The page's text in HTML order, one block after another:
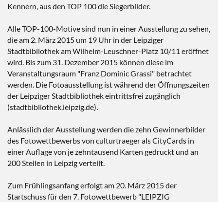
Kennern, aus den TOP 100 die Siegerbilder.
Alle TOP-100-Motive sind nun in einer Ausstellung zu sehen,
die am 2. März 2015 um 19 Uhr in der Leipziger
Stadtbibliothek am Wilhelm-Leuschner-Platz 10/11 eröffnet
wird. Bis zum 31. Dezember 2015 können diese im
Veranstaltungsraum "Franz Dominic Grassi" betrachtet
werden. Die Fotoausstellung ist während der Öffnungszeiten
der Leipziger Stadtbibliothek eintrittsfrei zugänglich
(stadtbibliothek.leipzig.de).
Anlässlich der Ausstellung werden die zehn Gewinnerbilder
des Fotowettbewerbs von culturtraeger als CityCards in
einer Auflage von je zehntausend Karten gedruckt und an
200 Stellen in Leipzig verteilt.
Zum Frühlingsanfang erfolgt am 20. März 2015 der
Startschuss für den 7. Fotowettbewerb "LEIPZIG